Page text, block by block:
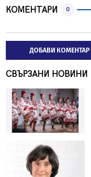
КОМЕНТАРИ 0
ДОБАВИ КОМЕНТАР
СВЪРЗАНИ НОВИНИ